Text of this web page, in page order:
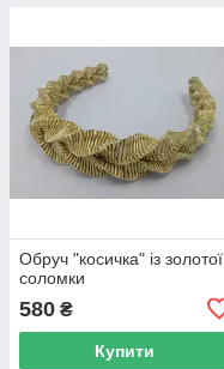
Обруч "косичка" із золотої
соломки
580 ₴
Купити